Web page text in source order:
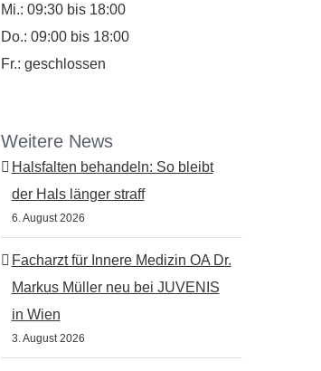
Mi.: 09:30 bis 18:00
Do.: 09:00 bis 18:00
Fr.: geschlossen
Weitere News
Halsfalten behandeln: So bleibt
der Hals länger straff
6. August 2026
Facharzt für Innere Medizin OA Dr.
Markus Müller neu bei JUVENIS
in Wien
3. August 2026